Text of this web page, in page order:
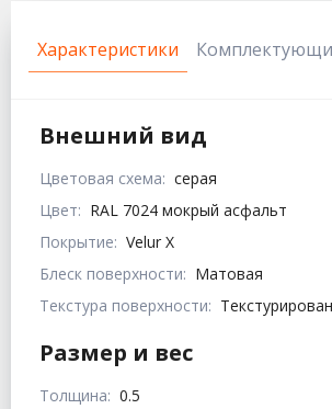
Характеристики
Внешний вид
Цветовая схема: серая
Цвет: RAL 7024 мокрый асфальт
Покрытие: Velur X
Блеск поверхности: Матовая
Текстура поверхности:
Размер и вес
Толщина: 0.5